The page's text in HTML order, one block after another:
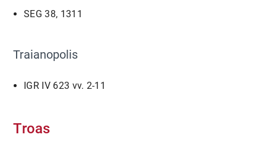
SEG 38, 1311
Traianopolis
IGR IV 623 vv. 2-11
Troas